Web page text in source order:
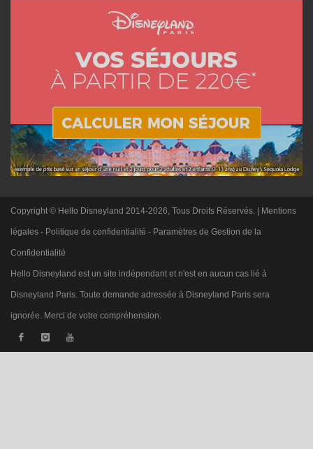
Copyright © Hello Disneyland 2014-2026, Tous Droits Réservés. | Mentions
légales - Politique de confidentialité - Paramètres de Gestion de la
Confidentialité
Hello Disneyland est un site indépendant et n'est en aucun cas lié à
Disneyland Paris. Toute demande adressée à Disneyland Paris sera
ignorée. Merci de votre compréhension.